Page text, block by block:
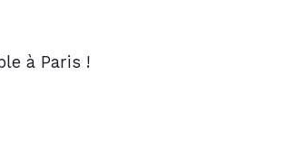
à Paris !